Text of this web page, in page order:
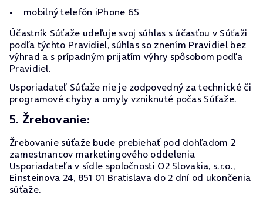
mobilný telefón iPhone 6S
Účastník Súťaže udeľuje svoj súhlas s účasťou v Súťaži
podľa týchto Pravidiel, súhlas so znením Pravidiel bez
výhrad a s prípadným prijatím výhry spôsobom podľa
Pravidiel.
Usporiadateľ Súťaže nie je zodpovedný za technické či
programové chyby a omyly vzniknuté počas Súťaže.
5. Žrebovanie:
Žrebovanie súťaže bude prebiehať pod dohľadom 2
zamestnancov marketingového oddelenia
Usporiadateľa v sídle spoločnosti O2 Slovakia, s.r.o.,
Einsteinova 24, 851 01 Bratislava do 2 dní od ukončenia
súťaže.